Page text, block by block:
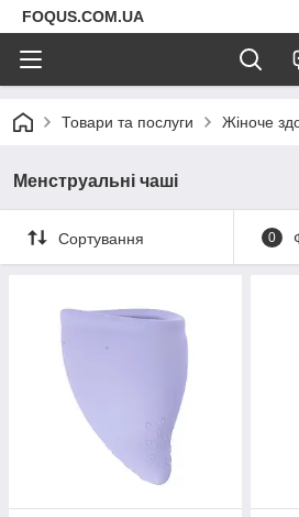
FOQUS.COM.UA
Товари та послуги Жіноче
Менструальні чаші
Сортування 0